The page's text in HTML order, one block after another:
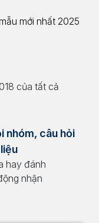
mới nhất 2025
của tất cả
nhóm, câu hỏi
hay đánh
nhận